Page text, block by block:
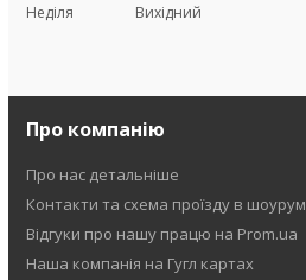
Неділя
Вихідний
Про компанію
Про нас детальніше
Контакти та схема проїзду в шоурум
Відгуки про нашу працю на Prom.ua
Наша компанія на Гугл картах